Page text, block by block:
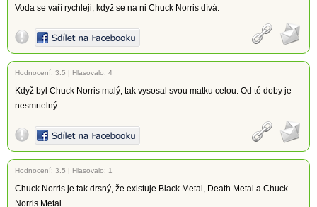
Voda se vaří rychleji, když se na ni Chuck Norris dívá.
Hodnocení: 3.5 | Hlasovalo: 4
Když byl Chuck Norris malý, tak vysosal svou matku celou. Od té doby je
nesmrtelný.
Hodnocení: 3.5 | Hlasovalo: 1
Chuck Norris je tak drsný, že existuje Black Metal, Death Metal a Chuck
Norris Metal.